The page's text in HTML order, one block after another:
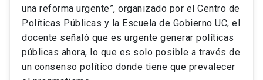
una reforma urgente”, organizado por el Centro de
Políticas Públicas y la Escuela de Gobierno UC, el
docente señaló que es urgente generar políticas
públicas ahora, lo que es solo posible a través de
un consenso político donde tiene que prevalecer